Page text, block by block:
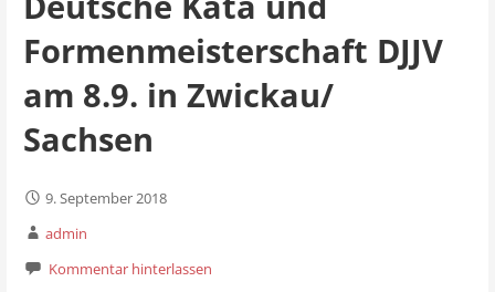
Formenmeisterschaft DJJV
am 8.9. in Zwickau/
Sachsen
9. September 2018
admin
Kommentar hinterlassen